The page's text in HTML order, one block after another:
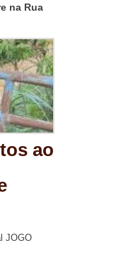
na Rua
ao
JOGO